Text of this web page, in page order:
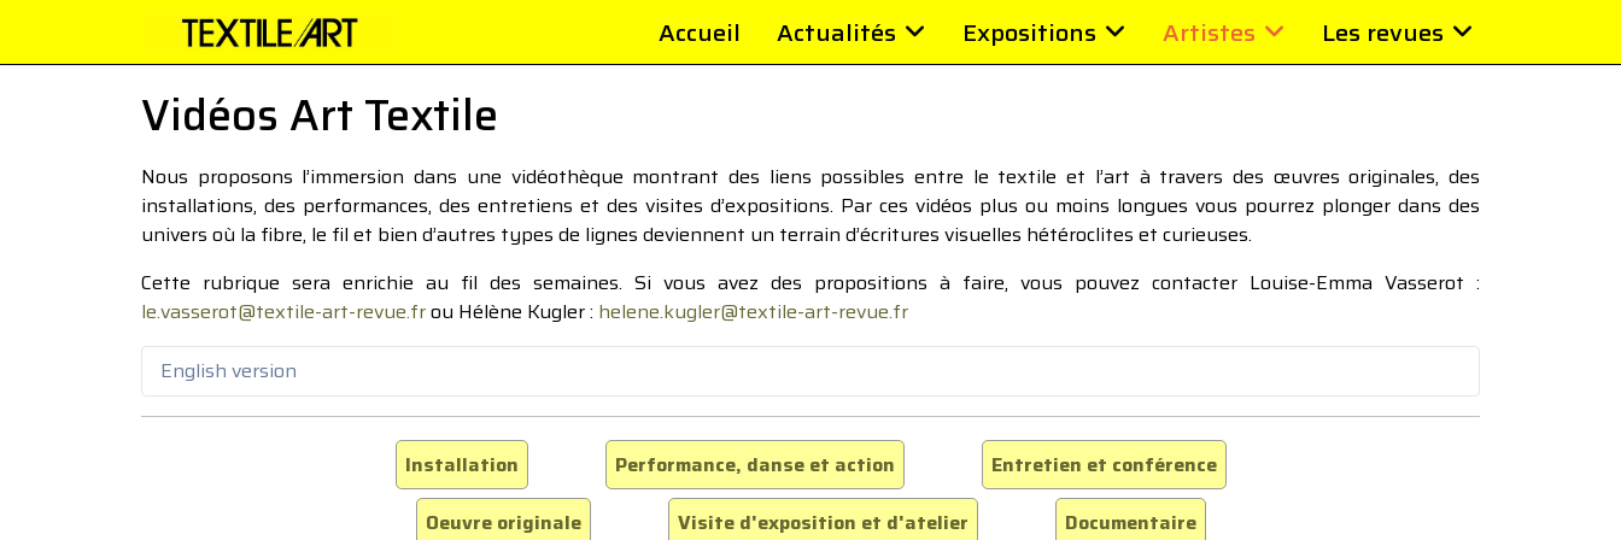
Accueil Actualités Expositions Artistes Les revues
Vidéos Art Textile
Nous proposons l’immersion dans une vidéothèque montrant des liens possibles entre le textile et l’art à travers des œuvres originales, des
installations, des performances, des entretiens et des visites d’expositions. Par ces vidéos plus ou moins longues vous pourrez plonger dans des
univers où la fibre, le fil et bien d’autres types de lignes deviennent un terrain d’écritures visuelles hétéroclites et curieuses.
Cette rubrique sera enrichie au fil des semaines. Si vous avez des propositions à faire, vous pouvez contacter Louise-Emma Vasserot :
le.vasserot@textile-art-revue.frou Hélène Kugler : helene.kugler@textile-art-revue.fr
English version
Installation Performance, danse et action
Entretien et conférence
Oeuvre originale
Visite d'exposition et d'atelier Documentaire